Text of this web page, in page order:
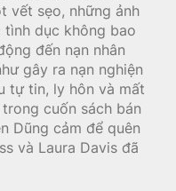
vết sẹo, những ảnh
dục không bao
đến nạn nhân
gây ra nạn nghiện
tự tin, ly hôn và mất
cuốn sách bán
Dũng cảm để quên
và Laura Davis đã